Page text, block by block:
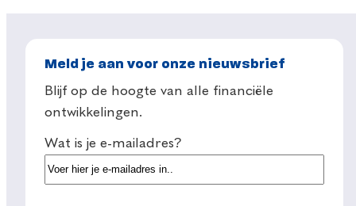
Meld je aan voor onze nieuwsbrief
Blijf op de hoogte van alle financiële
ontwikkelingen.
Wat is je e-mailadres?